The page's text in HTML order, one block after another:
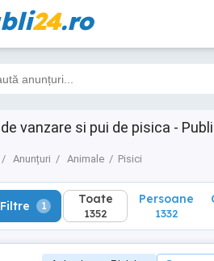
24.ro
vanzare si pui de pisica -
Anunțuri Animale Pisici
1 Toate
1352
Filtre 1 Toate
1352
Persoane
1332